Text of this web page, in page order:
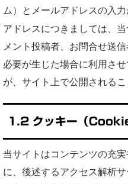
ム）とメールアドレスの入
アドレスにつきましては、
メント投稿者、お問合せ送
必要が生じた場合に利用さ
が、サイト上で公開されるこ
1.2 クッキー（
当サイトはコンテンツの充
に、後述するアクセス解析